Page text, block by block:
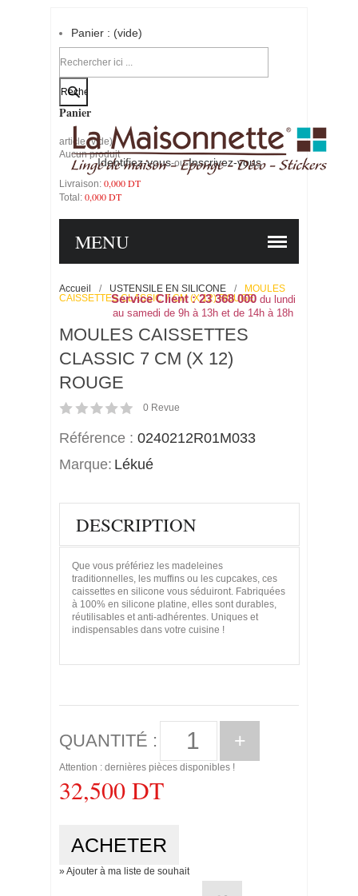
Identifiez-vous-ou-Inscrivez-vous
Panier : (vide)
Votre compte
Panier
article (vide)
Aucun produit
Livraison: 0,000 DT
Total: 0,000 DT
Service Client : 23 368 000du lundi
au samedi de 9h à 13h et de 14h à 18h
MENU
Accueil / USTENSILE EN SILICONE /
MOULES
CAISSETTES CLASSIC 7 CM (X 12) ROUGE
MOULES CAISSETTES
CLASSIC 7 CM (X 12)
ROUGE
0 Revue
Référence : 0240212R01M033
Marque: Lékué
DESCRIPTION
Que vous préfériez les madeleines
traditionnelles, les muffins ou les cupcakes, ces
caissettes en silicone vous séduiront. Fabriquées
à 100% en silicone platine, elles sont durables,
réutilisables et anti-adhérentes. Uniques et
indispensables dans votre cuisine !
QUANTITÉ : +
Attention : dernières pièces disponibles !
32,500 DT
» Ajouter à ma liste de souhait